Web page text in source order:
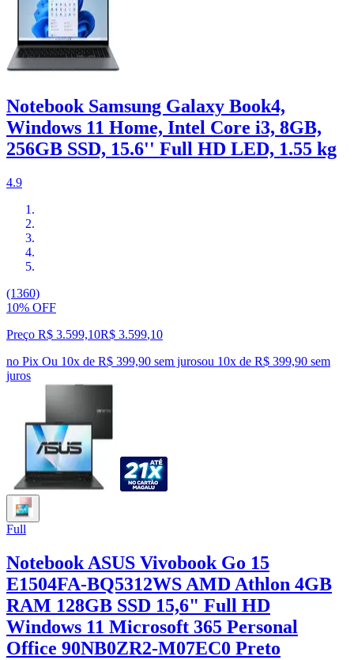
Notebook Samsung Galaxy Book4,
Windows 11 Home, Intel Core i3, 8GB,
256GB SSD, 15.6'' Full HD LED, 1.55 kg
4.9
(1360)
10% OFF
Preço R$ 3.599,10R$ 3.599,10
no Pix Ou 10x de R$ 399,90 sem jurosou 10x de R$ 399,90 sem
juros
Full
Notebook ASUS Vivobook Go 15
E1504FA-BQ5312WS AMD Athlon 4GB
RAM 128GB SSD 15,6" Full HD
Windows 11 Microsoft 365 Personal
Office 90NB0ZR2-M07EC0 Preto